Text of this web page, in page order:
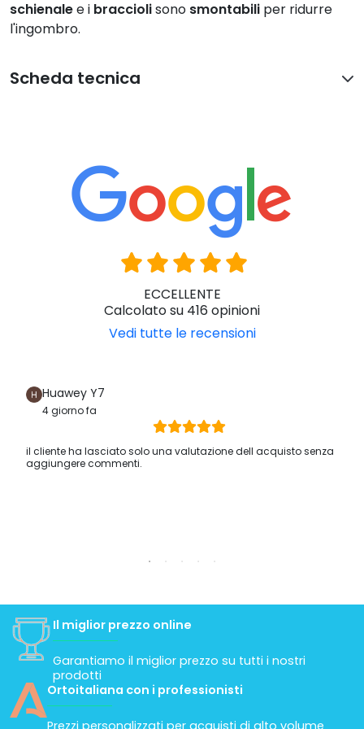
schienalee i bracciolisono smontabili per ridurre
l'ingombro.
Scheda tecnica
ECCELLENTE
Calcolato su 416 opinioni
Vedi tutte le recensioni
Huawey Y7
4 giorno fa
il cliente ha lasciato solo una valutazione dell acquisto senza
aggiungere commenti.
Il miglior prezzo online
Garantiamo il miglior prezzo su tutti i nostri
prodotti
Ortoitaliana con i professionisti
Prezzi personalizzati per acquisti di alto volume